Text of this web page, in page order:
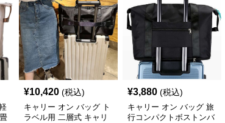
¥10,420 (税込)
キャリー オン バッグ ト
ラベル用 二層式 キャリ
¥3,880 (税込)
キャリー オン バッグ 旅
行コンパクトボストンバ